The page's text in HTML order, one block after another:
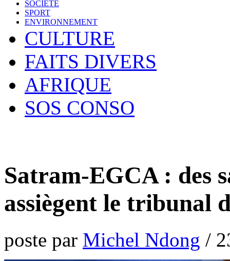
SOCIÉTÉ
SPORT
ENVIRONNEMENT
CULTURE
FAITS DIVERS
AFRIQUE
SOS CONSO
Satram-EGCA : des
assiègent le tribunal
poste par Michel Ndong /